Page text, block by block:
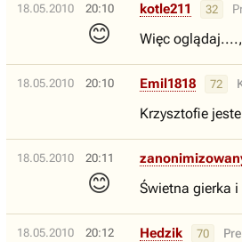
18.05.2010 20:10
😊
kotle211 32
Więc
18.05.2010 20:10 Emil1818 72
Krzysztofie
18.05.2010 20:11
😊 Świetna gierka
18.05.2010 20:12 Hedzik 70